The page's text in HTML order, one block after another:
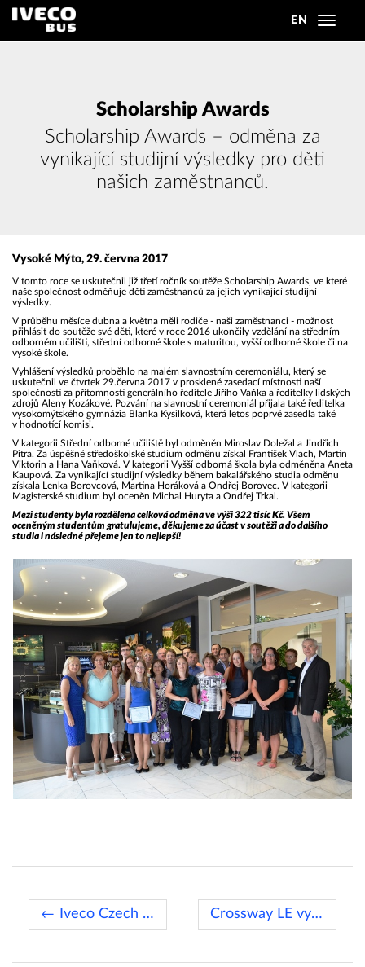
EN
Toggle
Scholarship Awards
Scholarship Awards – odměna za
vynikající studijní výsledky pro děti
našich zaměstnanců.
Vysoké Mýto, 29. června 2017
V tomto roce se uskutečnil již třetí ročník soutěže Scholarship Awards, ve které
naše společnost odměňuje děti zaměstnanců za jejich vynikající studijní
výsledky.
V průběhu měsíce dubna a května měli rodiče - naši zaměstnanci - možnost
přihlásit do soutěže své děti, které v roce 2016 ukončily vzdělání na středním
odborném učilišti, střední odborné škole s maturitou, vyšší odborné škole či na
vysoké škole.
Vyhlášení výsledků proběhlo na malém slavnostním ceremoniálu, který se
uskutečnil ve čtvrtek 29.června 2017 v prosklené zasedací místnosti naší
společnosti za přítomnosti generálního ředitele Jiřího Vaňka a ředitelky lidských
zdrojů Aleny Kozákové. Pozvání na slavnostní ceremoniál přijala také ředitelka
vysokomýtského gymnázia Blanka Kysilková, která letos poprvé zasedla také
v hodnotící komisi.
V kategorii Střední odborné učiliště byl odměněn Miroslav Doležal a Jindřich
Pitra. Za úspěšné středoškolské studium odměnu získal František Vlach, Martin
Viktorin a Hana Vaňková. V kategorii Vyšší odborná škola byla odměněna Aneta
Kaupová. Za vynikající studijní výsledky během bakalářského studia odměnu
získala Lenka Borovcová, Martina Horáková a Ondřej Borovec. V kategorii
Magisterské studium byl oceněn Michal Huryta a Ondřej Trkal.
Mezi studenty byla rozdělena celková odměna ve výši 322 tisíc Kč. Všem
oceněným studentům gratulujeme, děkujeme za účast v soutěži a do dalšího
studia i následné přejeme jen to nejlepší!
← Iveco Czech Republic hodnotí rok 2016 jako velmi úspěšný Crossway LE vyhrál v soutěži International Bus & Coach →